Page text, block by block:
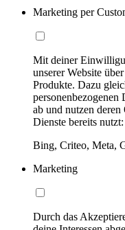
Marketing per
Mit deiner
unserer Website
Produkte. Dazu
personenbezogenen
ab und nutzen
Dienste bereits nutzt:
Bing, Criteo, Meta,
Marketing
Durch das